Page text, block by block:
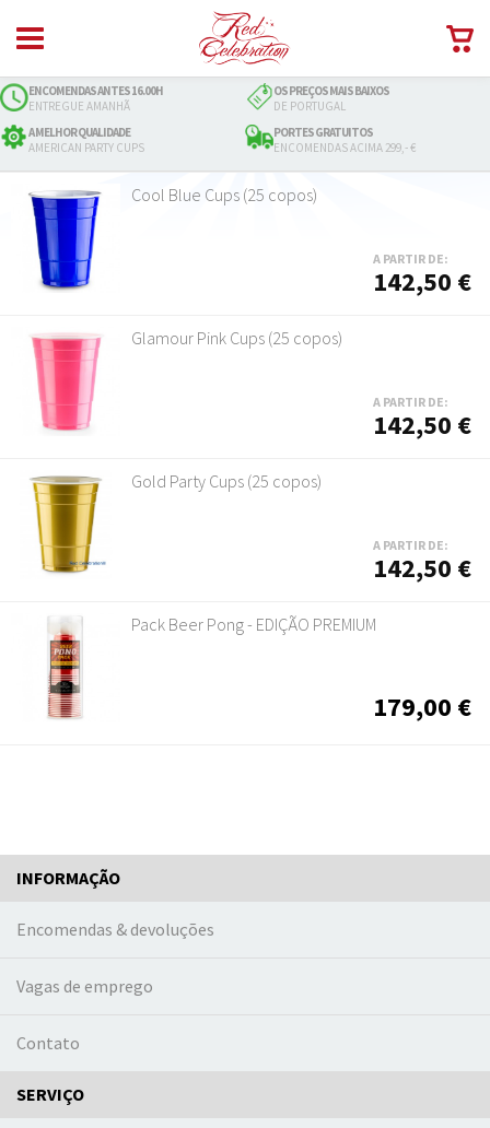
ENCOMENDAS ANTES 16.00H
ENTREGUE AMANHÃ
OS PREÇOS MAIS BAIXOS
DE PORTUGAL
A MELHOR QUALIDADE
AMERICAN PARTY CUPS
PORTES GRATUITOS
ENCOMENDAS ACIMA 299,- €
Cool Blue Cups (25 copos)
A PARTIR DE:
142,50 €
Glamour Pink Cups (25 copos)
A PARTIR DE:
142,50 €
Gold Party Cups (25 copos)
A PARTIR DE:
142,50 €
Pack Beer Pong - EDIÇÃO PREMIUM
179,00 €
INFORMAÇÃO
Encomendas & devoluções
Vagas de emprego
Contato
SERVIÇO